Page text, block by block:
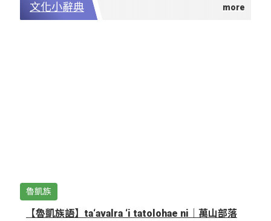
文化小辭典
魯凱族
【魯凱族語】ta‘avalra ‘i tatolohae ni｜萬山部落